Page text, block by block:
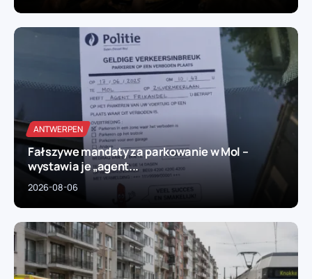
ANTWERPEN
Fałszywe mandaty za parkowanie w Mol –
wystawia je „agent...
2026-08-06